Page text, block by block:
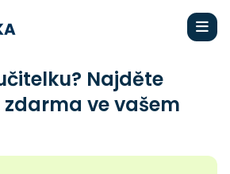
Najděte
ve vašem